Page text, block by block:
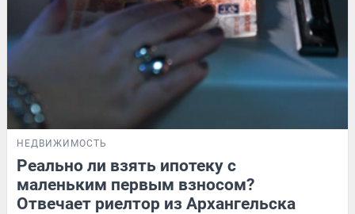
НЕДВИЖИМОСТЬ
Реально ли взять ипотеку с
маленьким первым взносом?
Отвечает риелтор из Архангельска